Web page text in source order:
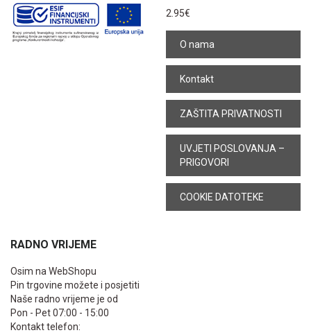
2.95€
O nama
Kontakt
ZAŠTITA PRIVATNOSTI
UVJETI POSLOVANJA –
PRIGOVORI
COOKIE DATOTEKE
RADNO VRIJEME
Osim na WebShopu
Pin trgovine možete i posjetiti
Naše radno vrijeme je od
Pon - Pet 07:00 - 15:00
Kontakt telefon: